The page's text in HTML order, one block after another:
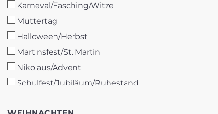
Karneval/Fasching/Witze
Muttertag
Halloween/Herbst
Martinsfest/St. Martin
Nikolaus/Advent
Schulfest/Jubiläum/Ruhestand